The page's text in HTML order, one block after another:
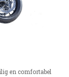
en comfortabel